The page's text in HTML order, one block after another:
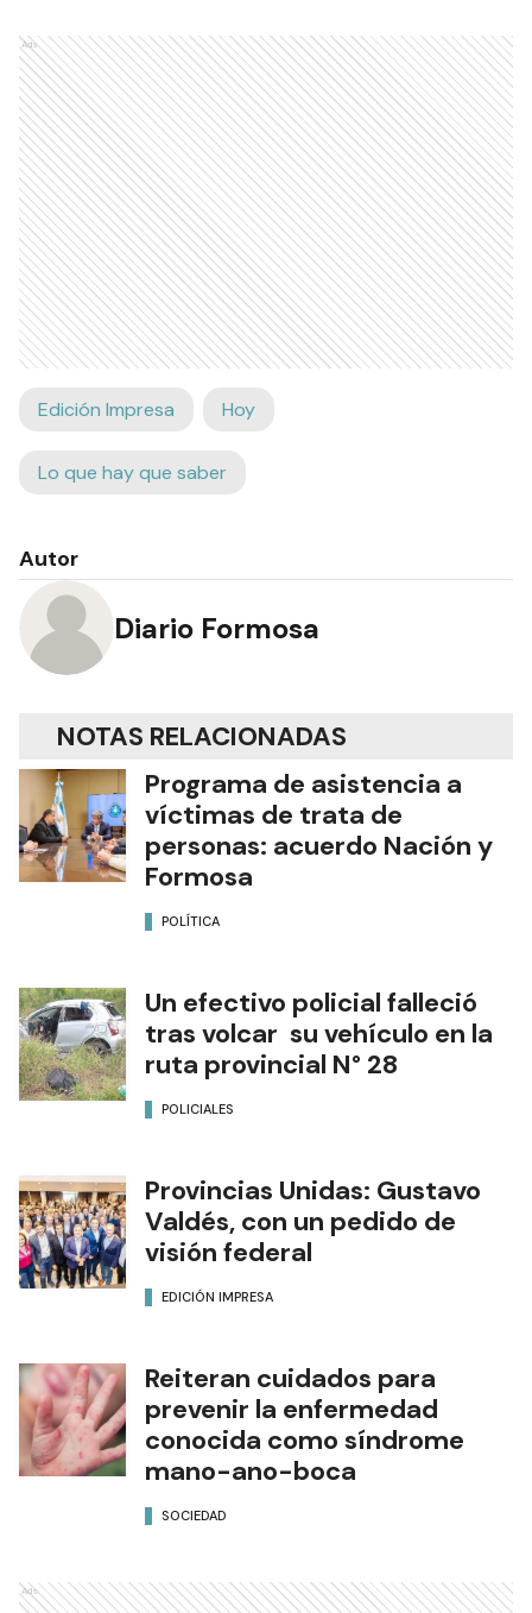
Ads
Edición Impresa Hoy
Lo que hay que saber
Autor
Diario Formosa
NOTAS RELACIONADAS
Programa de asistencia a
víctimas de trata de
personas: acuerdo Nación y
Formosa
POLÍTICA
Un efectivo policial falleció
tras volcar su vehículo en la
ruta provincial N° 28
POLICIALES
Provincias Unidas: Gustavo
Valdés, con un pedido de
visión federal
EDICIÓN IMPRESA
Reiteran cuidados para
prevenir la enfermedad
conocida como síndrome
mano-ano-boca
SOCIEDAD
Ads